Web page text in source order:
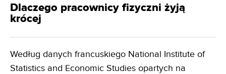
Dlaczego pracownicy fizyczni żyją
krócej
Według danych francuskiego National Institute of
Statistics and Economic Studies opartych na